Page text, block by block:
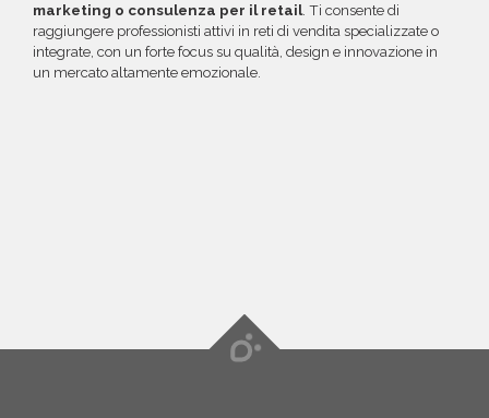
marketing o consulenza per il retail. Ti consente di
raggiungere professionisti attivi in reti di vendita specializzate o
integrate, con un forte focus su qualità, design e innovazione in
un mercato altamente emozionale.